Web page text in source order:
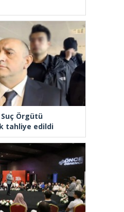
Örgütü
tahliye edildi